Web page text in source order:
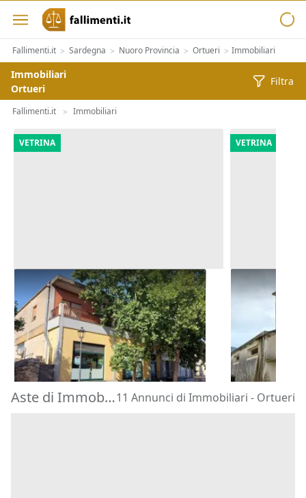
Fallimenti.it > Sardegna > Nuoro Provincia > Ortueri > Immobiliari
Immobiliari
Ortueri
Filtra
Fallimenti.it > Immobiliari
VETRINA
Asta Alloggio e lastrico solare in
edificio polifunzionale
Isili (Cagliari)
66.960 €
30/10/2026
VETRINA
Asta
cortile e
Tuili (Medio
116.100 €
30/10/2026
Aste di Immobiliari Ortueri11 Annunci di Immobiliari - Ortueri